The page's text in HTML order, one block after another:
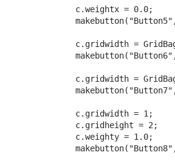
c.weightx = 0.0;
c.gridwidth =
c.gridwidth =
c.gridwidth = 1;
         c.gridheight = 2;
         c.weighty = 1.0;